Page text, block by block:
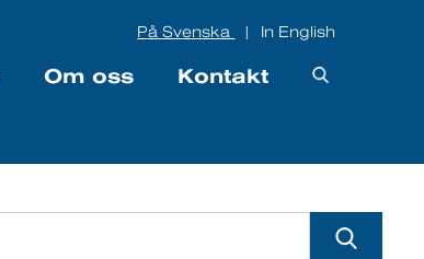
På Svenska In English
Om oss Kontakt